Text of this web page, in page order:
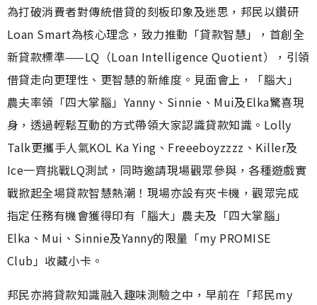
為打破消費者對傳統借貸的刻板印象及迷思，邦民以鑽研
Loan Smart為核心理念，致力推動「貸款智慧」，首創全
新貸款標準——LQ（Loan Intelligence Quotient），引領
借貸走向更理性、更智慧的新維度。見面會上，「腦大」
農夫率領「四大掌腦」Yanny、Sinnie、Mui及Elka驚喜現
身，透過輕鬆互動的方式帶領大家認識貸款知識。Lolly
Talk更攜手人氣KOL Ka Ying、Freeeboyzzzz、Killer及
Ice一齊挑戰LQ測試，同時邀請現場觀眾參與，各種遊戲實
戰掀起全場貸款智慧熱潮！現場亦設有夾卡機，觀眾完成
指定任務有機會獲得印有「腦大」農夫及「四大掌腦」
Elka、Mui、Sinnie及Yanny的限量「my PROMISE
Club」收藏小卡。
邦民亦將貸款知識融入趣味測驗之中，早前在「邦民my